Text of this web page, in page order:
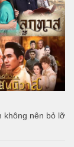
không nên bỏ lỡ